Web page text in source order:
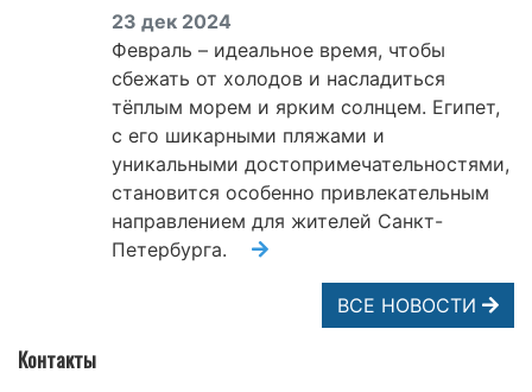
23 дек 2024
Февраль – идеальное время, чтобы
сбежать от холодов и насладиться
тёплым морем и ярким солнцем. Египет,
с его шикарными пляжами и
уникальными достопримечательностями,
становится особенно привлекательным
направлением для жителей Санкт-
Петербурга.
ВСЕ НОВОСТИ
Контакты